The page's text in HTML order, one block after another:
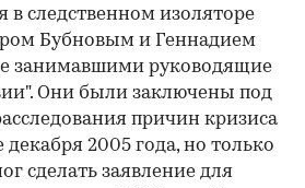
в следственном изоляторе
Бубновым и Геннадием
занимавшими руководящие
Они были заключены под
причин кризиса
2005 года, но только
сделать заявление для